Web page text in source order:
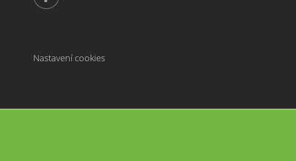
Nastavení cookies